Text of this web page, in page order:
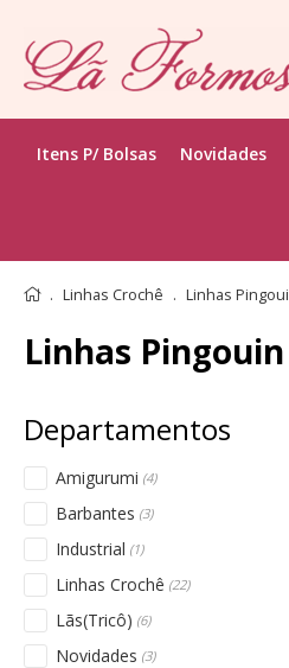
Itens P/ Bolsas Novidades
Linhas Crochê Linhas
Linhas Pingouin
Amigurumi (4)
Barbantes (3)
Industrial (1)
Linhas Crochê (22)
Lãs(Tricô) (6)
Novidades (3)